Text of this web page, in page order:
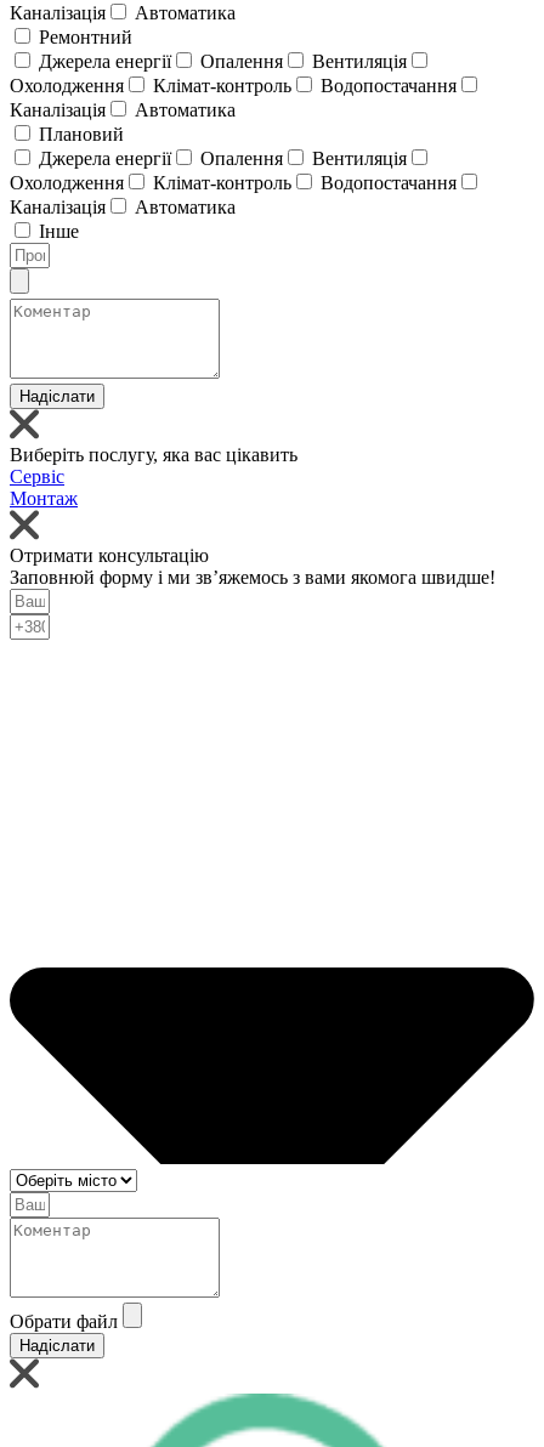
Каналізація
Автоматика
Ремонтний
Джерела енергії
Опалення
Вентиляція
Охолодження
Клімат-контроль
Водопостачання
Каналізація
Автоматика
Плановий
Джерела енергії
Опалення
Вентиляція
Охолодження
Клімат-контроль
Водопостачання
Каналізація
Автоматика
Інше
Надіслати
Виберіть послугу, яка вас цікавить
Сервіс
Монтаж
Отримати консультацію
Заповнюй форму і ми зв’яжемось з вами якомога швидше!
Обрати файл
Надіслати